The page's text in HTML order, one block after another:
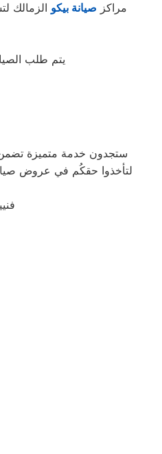
مراكز صيانة بيكو الزمالك
يتم طلب الصيانة عن طريق رقم توكيل بيكو
ستجدون خدمة متميزة تضمن